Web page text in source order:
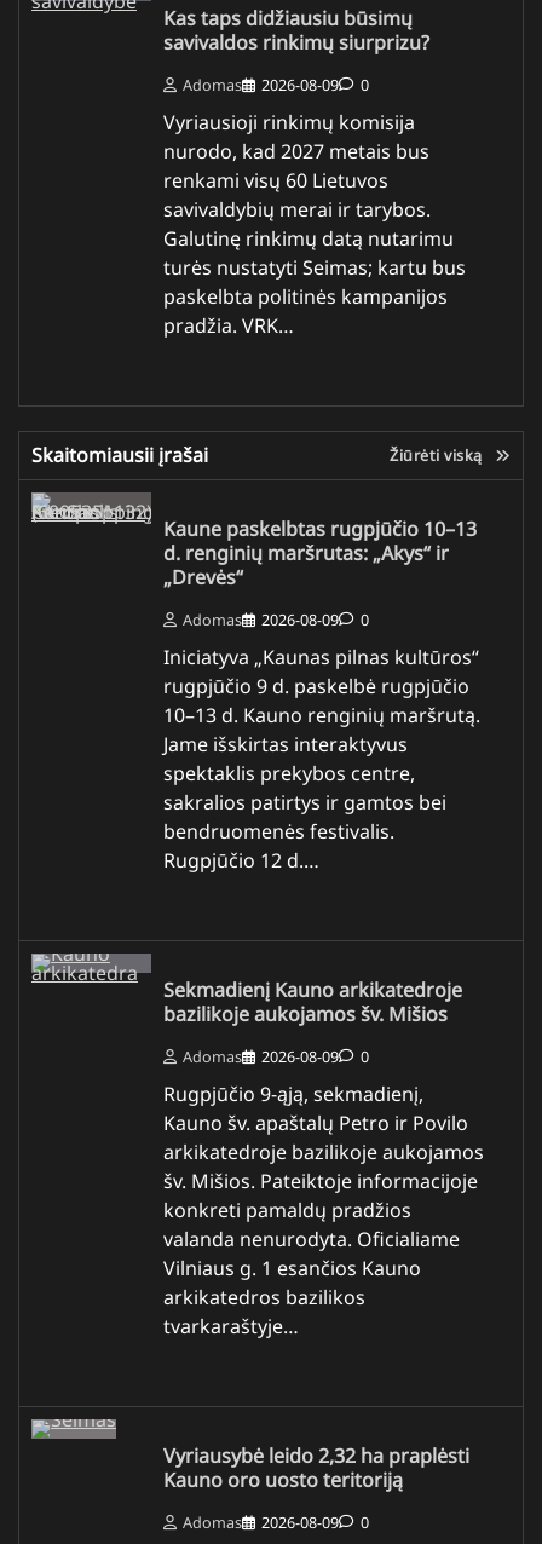
Kas taps didžiausiu būsimų
savivaldos rinkimų siurprizu?
Adomas 2026-08-09 0
Vyriausioji rinkimų komisija
nurodo, kad 2027 metais bus
renkami visų 60 Lietuvos
savivaldybių merai ir tarybos.
Galutinę rinkimų datą nutarimu
turės nustatyti Seimas; kartu bus
paskelbta politinės kampanijos
pradžia. VRK…
Skaitomiausii įrašai Žiūrėti viską
Kaune paskelbtas rugpjūčio 10–13
d. renginių maršrutas: „Akys“ ir
„Drevės“
Adomas 2026-08-09 0
Iniciatyva „Kaunas pilnas kultūros“
rugpjūčio 9 d. paskelbė rugpjūčio
10–13 d. Kauno renginių maršrutą.
Jame išskirtas interaktyvus
spektaklis prekybos centre,
sakralios patirtys ir gamtos bei
bendruomenės festivalis.
Rugpjūčio 12 d.…
Sekmadienį Kauno arkikatedroje
bazilikoje aukojamos šv. Mišios
Adomas 2026-08-09 0
Rugpjūčio 9-ąją, sekmadienį,
Kauno šv. apaštalų Petro ir Povilo
arkikatedroje bazilikoje aukojamos
šv. Mišios. Pateiktoje informacijoje
konkreti pamaldų pradžios
valanda nenurodyta. Oficialiame
Vilniaus g. 1 esančios Kauno
arkikatedros bazilikos
tvarkaraštyje…
Vyriausybė leido 2,32 ha praplėsti
Kauno oro uosto teritoriją
Adomas 2026-08-09 0